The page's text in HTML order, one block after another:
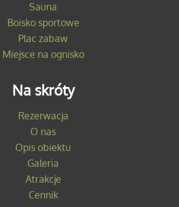
Sauna
Boisko sportowe
Plac zabaw
Miejsce na ognisko
Na skróty
Rezerwacja
O nas
Opis obiektu
Galeria
Atrakcje
Cennik